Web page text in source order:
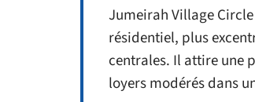
Jumeirah Village
résidentiel, plus
centrales. Il attire une
loyers modérés dans